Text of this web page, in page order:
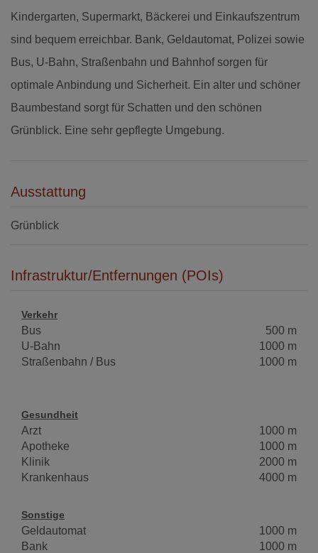
Kindergarten, Supermarkt, Bäckerei und Einkaufszentrum
sind bequem erreichbar. Bank, Geldautomat, Polizei sowie
Bus, U-Bahn, Straßenbahn und Bahnhof sorgen für
optimale Anbindung und Sicherheit. Ein alter und schöner
Baumbestand sorgt für Schatten und den schönen
Grünblick. Eine sehr gepflegte Umgebung.
Ausstattung
Grünblick
Infrastruktur/Entfernungen (POIs)
Verkehr
Bus
500 m
U-Bahn
1000 m
Straßenbahn / Bus
1000 m
Gesundheit
Arzt
1000 m
Apotheke
1000 m
Klinik
2000 m
Krankenhaus
4000 m
Sonstige
Geldautomat
1000 m
Bank
1000 m